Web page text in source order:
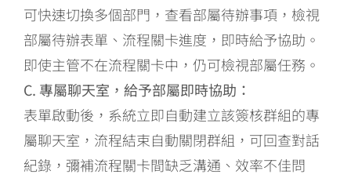
可快速切換多個部門，查看部屬待辦事項，檢視
部屬待辦表單、流程關卡進度，即時給予協助。
即使主管不在流程關卡中，仍可檢視部屬任務。
C. 專屬聊天室，給予部屬即時協助：
表單啟動後，系統立即自動建立該簽核群組的專
屬聊天室，流程結束自動關閉群組，可回查對話
紀錄，彌補流程關卡間缺乏溝通、效率不佳問